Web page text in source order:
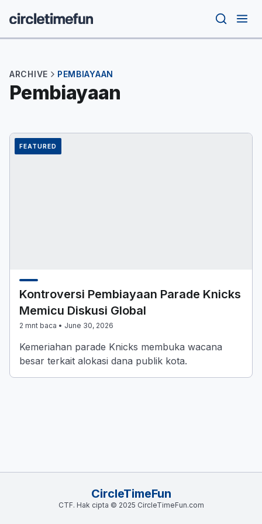
Regulasi
ARCHIVE PEMBIAYAAN
Pembiayaan
FEATURED
Kontroversi Pembiayaan Parade Knicks
Memicu Diskusi Global
2 mnt baca • June 30, 2026
Kemeriahan parade Knicks membuka wacana
besar terkait alokasi dana publik kota.
CircleTimeFun
CTF. Hak cipta © 2025 CircleTimeFun.com